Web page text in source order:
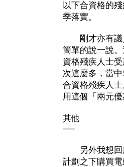
以下合資格的
季落實。
剛才亦有議
簡單的說一說
資格殘疾人士
次這麼多，當
合資格殘疾人
用這個「兩元
其他
──
另外我想回
計劃之下購買